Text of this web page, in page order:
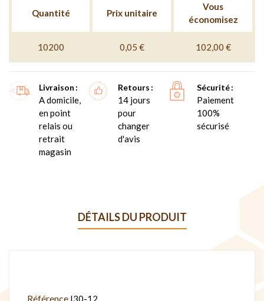
Quantité Prix unitaire
Vous
économisez
10200 0,05 € 102,00 €
Livraison
A domicile,
en point
relais ou
retrait
magasin
Retours
14 jours
pour
changer
d'avis
Sécurité
Paiement
100%
sécurisé
DÉTAILS DU PRODUIT
Référence I30-12